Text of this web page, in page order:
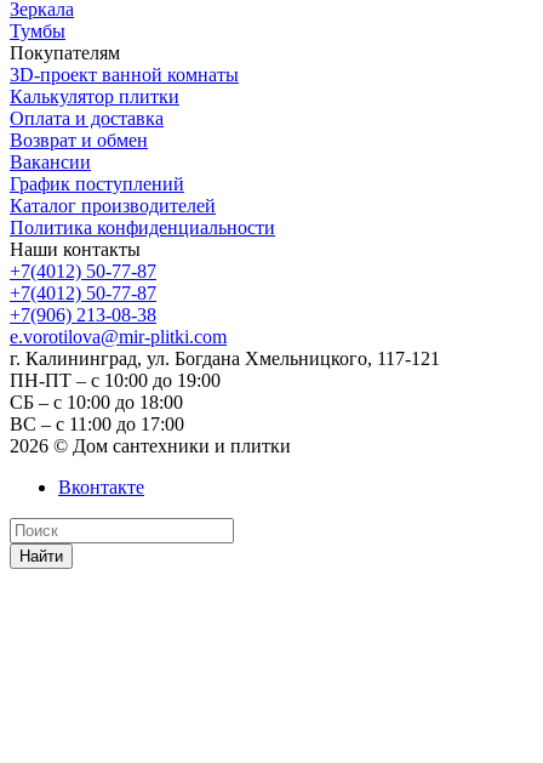
Зеркала
Тумбы
Покупателям
3D-проект ванной комнаты
Калькулятор плитки
Оплата и доставка
Возврат и обмен
Вакансии
График поступлений
Каталог производителей
Политика конфиденциальности
Наши контакты
+7(4012) 50-77-87
+7(4012) 50-77-87
+7(906) 213-08-38
e.vorotilova@mir-plitki.com
г. Калининград, ул. Богдана Хмельницкого, 117-121
ПН-ПТ – с 10:00 до 19:00
СБ – с 10:00 до 18:00
ВС – с 11:00 до 17:00
2026 © Дом сантехники и плитки
Вконтакте
Найти